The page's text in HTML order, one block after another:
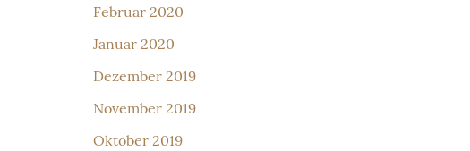
Februar 2020
Januar 2020
Dezember 2019
November 2019
Oktober 2019